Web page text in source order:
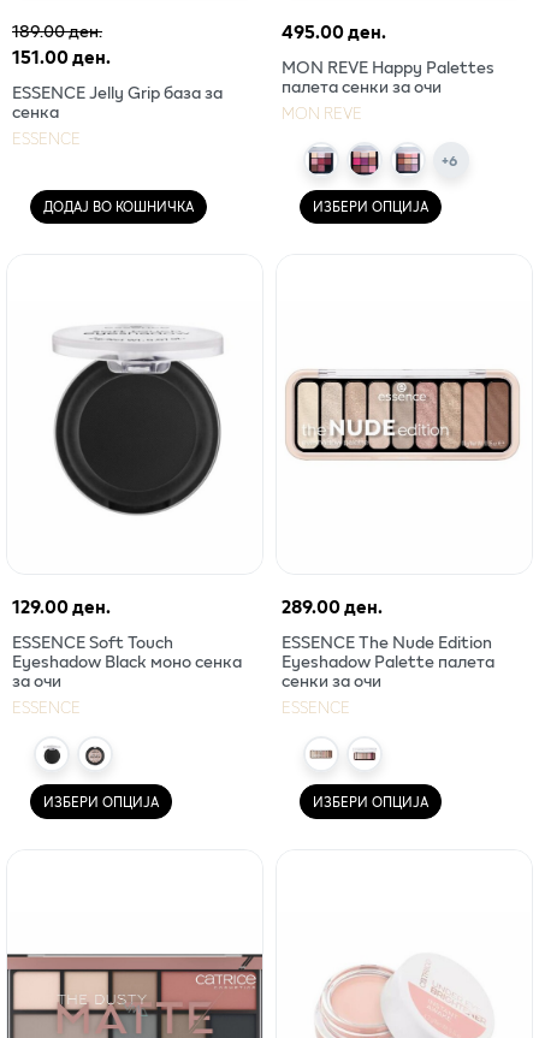
189.00 ден.
151.00 ден.
ESSENCE Jelly Grip база за
сенка
ESSENCE
ДОДАЈ ВО КОШНИЧКА
495.00 ден.
MON REVE Happy Palettes
палета сенки за очи
MON REVE
+6
ИЗБЕРИ ОПЦИЈА
129.00 ден.
ESSENCE Soft Touch
Eyeshadow Black моно сенка
за очи
ESSENCE
ИЗБЕРИ ОПЦИЈА
289.00 ден.
ESSENCE The Nude Edition
Eyeshadow Palette палета
сенки за очи
ESSENCE
ИЗБЕРИ ОПЦИЈА